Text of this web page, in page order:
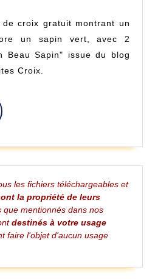
croix gratuit montrant un
un sapin vert, avec 2
Beau Sapin" issue du blog
Croix.
les fichiers téléchargeables et
la propriété de leurs
que mentionnés dans nos
destinés à votre usage
faire l'objet d'aucun usage